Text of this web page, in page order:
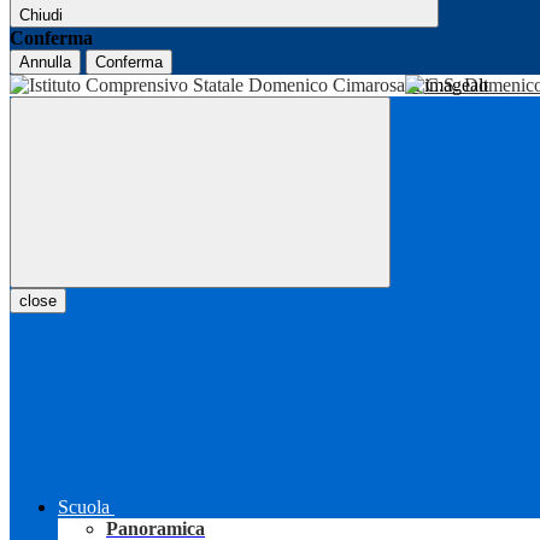
Chiudi
Conferma
Annulla Conferma
I.C.S.
close
Scuola
Panoramica